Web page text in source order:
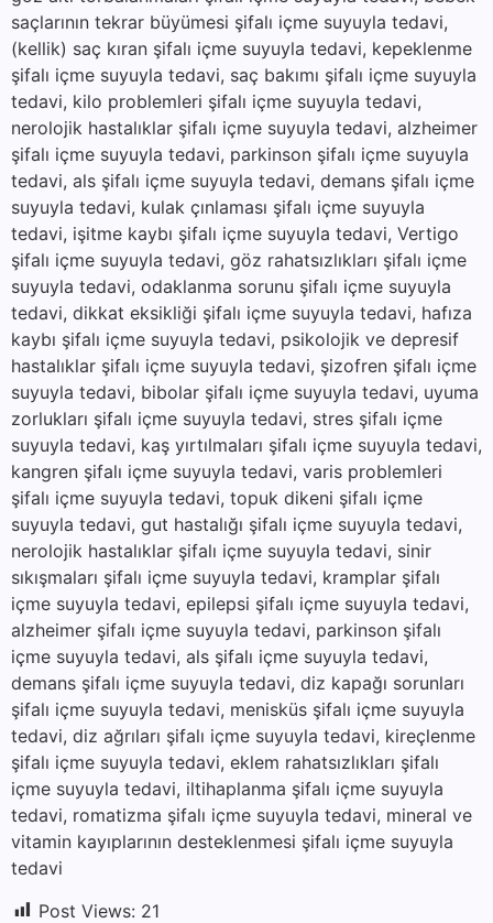
saçlarının tekrar büyümesi şifalı içme suyuyla tedavi,
(kellik) saç kıran şifalı içme suyuyla tedavi, kepeklenme
şifalı içme suyuyla tedavi, saç bakımı şifalı içme suyuyla
tedavi, kilo problemleri şifalı içme suyuyla tedavi,
nerolojik hastalıklar şifalı içme suyuyla tedavi, alzheimer
şifalı içme suyuyla tedavi, parkinson şifalı içme suyuyla
tedavi, als şifalı içme suyuyla tedavi, demans şifalı içme
suyuyla tedavi, kulak çınlaması şifalı içme suyuyla
tedavi, işitme kaybı şifalı içme suyuyla tedavi, Vertigo
şifalı içme suyuyla tedavi, göz rahatsızlıkları şifalı içme
suyuyla tedavi, odaklanma sorunu şifalı içme suyuyla
tedavi, dikkat eksikliği şifalı içme suyuyla tedavi, hafıza
kaybı şifalı içme suyuyla tedavi, psikolojik ve depresif
hastalıklar şifalı içme suyuyla tedavi, şizofren şifalı içme
suyuyla tedavi, bibolar şifalı içme suyuyla tedavi, uyuma
zorlukları şifalı içme suyuyla tedavi, stres şifalı içme
suyuyla tedavi, kaş yırtılmaları şifalı içme suyuyla tedavi,
kangren şifalı içme suyuyla tedavi, varis problemleri
şifalı içme suyuyla tedavi, topuk dikeni şifalı içme
suyuyla tedavi, gut hastalığı şifalı içme suyuyla tedavi,
nerolojik hastalıklar şifalı içme suyuyla tedavi, sinir
sıkışmaları şifalı içme suyuyla tedavi, kramplar şifalı
içme suyuyla tedavi, epilepsi şifalı içme suyuyla tedavi,
alzheimer şifalı içme suyuyla tedavi, parkinson şifalı
içme suyuyla tedavi, als şifalı içme suyuyla tedavi,
demans şifalı içme suyuyla tedavi, diz kapağı sorunları
şifalı içme suyuyla tedavi, menisküs şifalı içme suyuyla
tedavi, diz ağrıları şifalı içme suyuyla tedavi, kireçlenme
şifalı içme suyuyla tedavi, eklem rahatsızlıkları şifalı
içme suyuyla tedavi, iltihaplanma şifalı içme suyuyla
tedavi, romatizma şifalı içme suyuyla tedavi, mineral ve
vitamin kayıplarının desteklenmesi şifalı içme suyuyla
tedavi
Post Views: 21